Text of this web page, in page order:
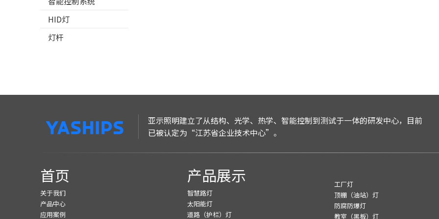
HID灯
灯杆
亚示照明建立了从结构、光学、热学、智能控制到测试于一体的研发中心，目前
已被认定为“江苏省企业技术中心”。
首页
关于我们
产品中心
应用案例
产品展示
智慧路灯
太阳能灯
道路（护栏）灯
工厂灯
顶棚（油站）灯
防腐防爆灯
教室（黑板）灯